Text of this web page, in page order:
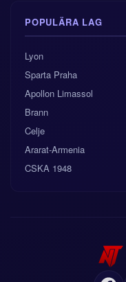
POPULÄRA LAG
Lyon
Sparta Praha
Apollon Limassol
Brann
Celje
Ararat-Armenia
CSKA 1948